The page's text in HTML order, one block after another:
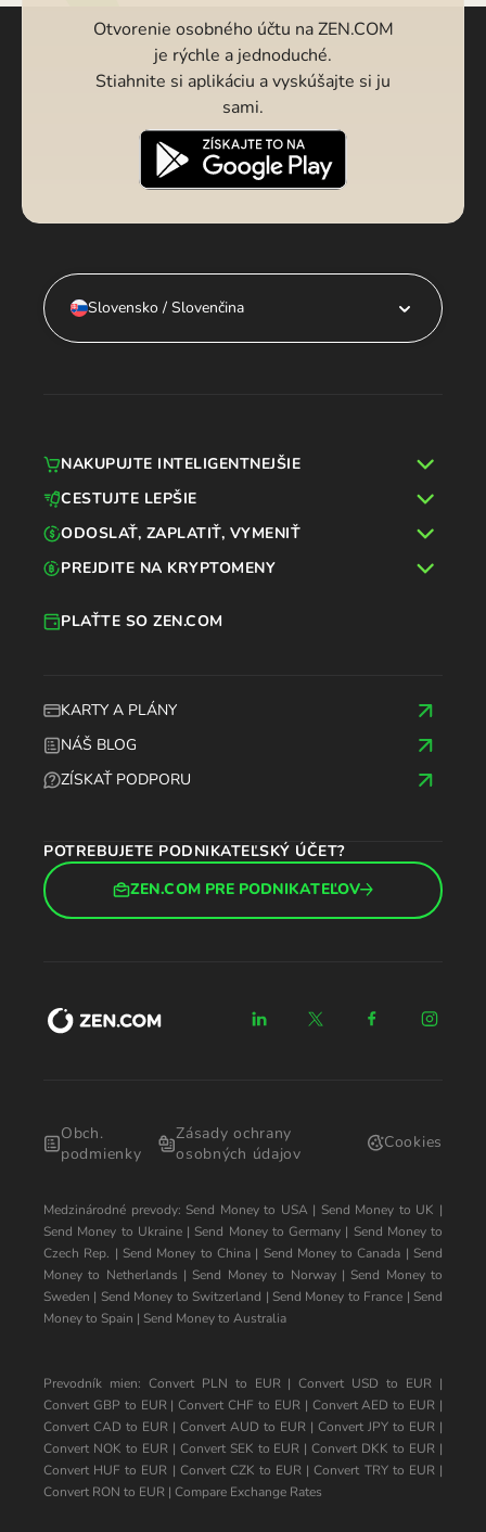
Otvorenie osobného účtu na ZEN.COM
je rýchle a jednoduché.
Stiahnite si aplikáciu a vyskúšajte si ju
sami.
Slovensko / Slovenčina
KARTY A PLÁNY
NÁŠ BLOG
ZÍSKAŤ PODPORU
PLAŤTE SO ZEN.COM
POTREBUJETE PODNIKATEĽSKÝ ÚČET?
ZEN.COM PRE PODNIKATEĽOV
NAKUPUJTE INTELIGENTNEJŠIE
CESTUJTE LEPŠIE
ODOSLAŤ, ZAPLATIŤ, VYMENIŤ
PREJDITE NA KRYPTOMENY
Obch.
podmienky
Zásady ochrany
osobných údajov
Cookies
Medzinárodné prevody: Send Money to USA| Send Money to UK |
Send Money to Ukraine| Send Money to Germany | Send Money to
Czech Rep. | Send Money to China| Send Money to Canada | Send
Money to Netherlands | Send Money to Norway| Send Money to
Sweden | Send Money to Switzerland | Send Money to France | Send
Money to Spain | Send Money to Australia
Prevodník mien: Convert PLN to EUR|Convert USD to EUR |
Convert GBP to EUR|Convert CHF to EUR| Convert AED to EUR |
Convert CAD to EUR | Convert AUD to EUR | Convert JPY to EUR |
Convert NOK to EUR| Convert SEK to EUR |Convert DKK to EUR |
Convert HUF to EUR | Convert CZK to EUR |Convert TRY to EUR|
Convert RON to EUR | Compare Exchange Rates